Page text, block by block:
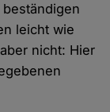
leicht wie
nicht: Hier